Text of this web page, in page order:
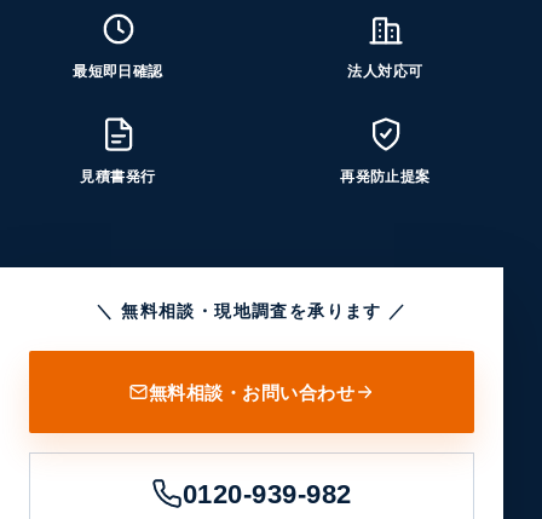
最短即日確認 法人対応可
見積書発行 再発防止提案
＼ 無料相談・現地調査を承ります ／
無料相談・お問い合わせ
0120-939-982